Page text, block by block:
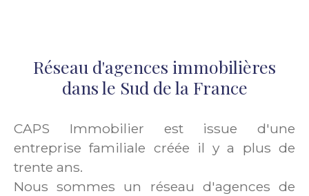
Réseau d'agences immobilières
dans le Sud de la France
CAPS Immobilier est issue d'une
entreprise familiale créée il y a plus de
trente ans.
Nous sommes un réseau d'agences de